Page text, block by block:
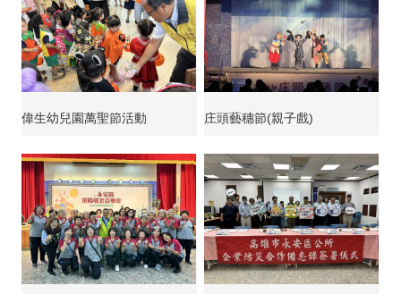
偉生幼兒園萬聖節活動 庄頭藝穗節(親子戲)